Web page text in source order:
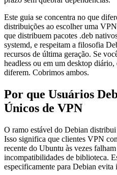
Este guia se concentra no que
distribuições ao escolher uma
que distribuem pacotes .deb
systemd, e respeitam a filosofia
recursos de última geração. Se
headless ou em um desktop
diferem. Cobrimos ambos.
Por que Usuários
Únicos de VPN
O ramo estável do Debian distribui
Isso significa que clientes VPN
recente do Ubuntu às vezes
incompatibilidades de biblioteca.
especificamente para Debian evita